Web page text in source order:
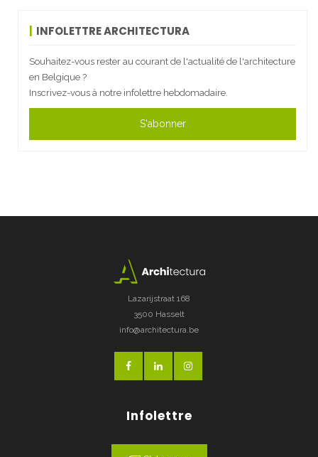
INFOLETTRE ARCHITECTURA
Souhaitez-vous rester au courant de l'actualité de l'architecture
en Belgique ?
Inscrivez-vous à notre infolettre hebdomadaire.
S'abonner
Lazarijstraat 168
3500 Hasselt
info@architectura.be
Infolettre